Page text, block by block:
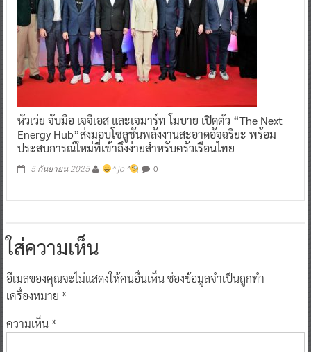
หัวเว่ย จับมือ เจจีเอส และเจมาร์ท โมบาย เปิดตัว “The Next
Energy Hub”ส่งมอบโซลูชันพลังงานสะอาดอัจฉริยะ พร้อม
ประสบการณ์ใหม่ที่เข้าถึงง่ายสำหรับครัวเรือนไทย
5 กันยายน 2025 ^ jo ^ 0
ใส่ความเห็น
อีเมลของคุณจะไม่แสดงให้คนอื่นเห็นช่องข้อมูลจำเป็นถูกทำ
เครื่องหมาย *
ความเห็น*